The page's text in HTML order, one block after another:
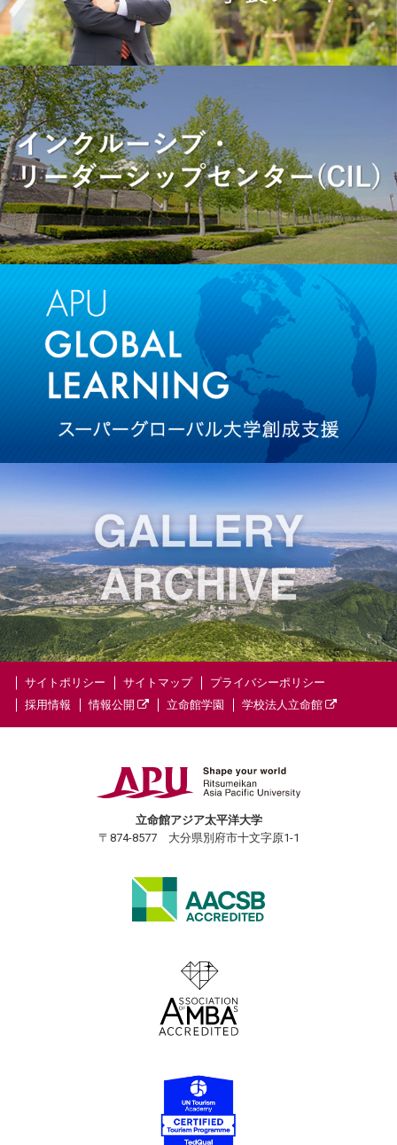
サイトポリシー サイトマップ
プライバシーポリシー
採用情報
情報公開 立命館学園 学校法人立命館
立命館アジア太平洋大学
〒874-8577 大分県別府市十文字原1-1